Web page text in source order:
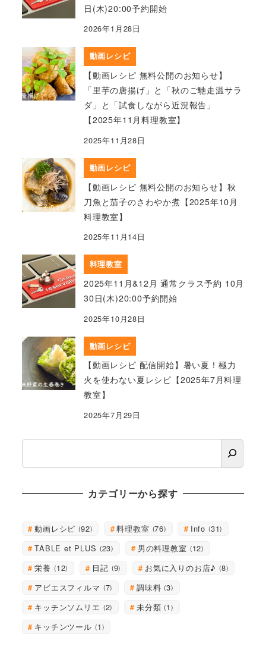
日(木)20:00予約開始
2026年1月28日
動画レシピ
【動画レシピ 無料公開のお知らせ】
「里芋の唐揚げ」と「秋のご馳走温サラ
ダ」と「試食しながら近況報告」
【2025年11月料理教室】
2025年11月28日
動画レシピ
【動画レシピ 無料公開のお知らせ】秋
刀魚と茄子のさわやか煮【2025年10月
料理教室】
2025年11月14日
料理教室
2025年11月&12月 通常クラス予約 10月
30日(木)20:00予約開始
2025年10月28日
動画レシピ
【動画レシピ 配信開始】暑い夏！極力
火を使わない夏レシピ【2025年7月料理
教室】
2025年7月29日
検
カテゴリーから探す
動画レシピ 92 料理教室 76 Info 31
TABLE et PLUS 23 男の料理教室
12
栄養
12 日記 9 お気に入りのお店♪ 8
アビエスフィルマ 7 調味料 3
キッチンソムリエ 2 未分類 1
キッチンツール 1